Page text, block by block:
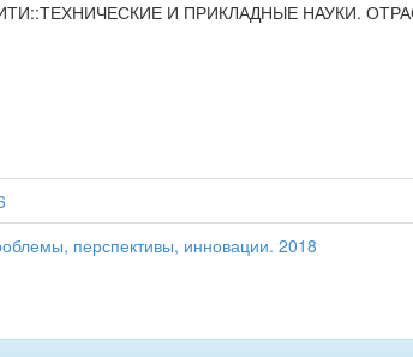
И ПРИКЛАДНЫЕ НАУКИ.
перспективы, инновации. 2018